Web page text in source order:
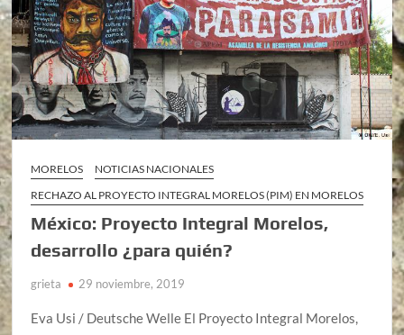
MORELOS
NOTICIAS NACIONALES
RECHAZO AL PROYECTO INTEGRAL MORELOS (PIM) EN MORELOS
México: Proyecto Integral Morelos,
desarrollo ¿para quién?
grieta 29 noviembre, 2019
Eva Usi / Deutsche Welle El Proyecto Integral Morelos,